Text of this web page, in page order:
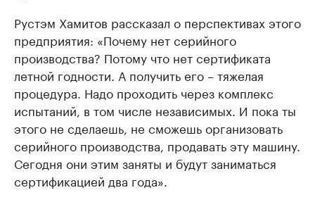
Рустэм Хамитов рассказал о перспективах этого
предприятия: «Почему нет серийного
производства? Потому что нет сертификата
летной годности. А получить его – тяжелая
процедура. Надо проходить через комплекс
испытаний, в том числе независимых. И пока ты
этого не сделаешь, не сможешь организовать
серийного производства, продавать эту машину.
Сегодня они этим заняты и будут заниматься
сертификацией два года».